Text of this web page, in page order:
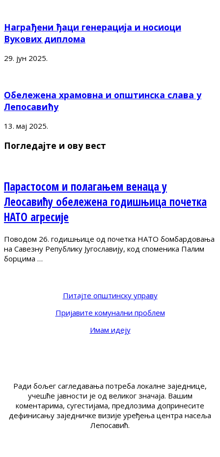
Награђени ђаци генерација и носиоци
Вукових диплома
29. јун 2025.
Обележена храмовна и општинска слава у
Лепосавићу
13. мај 2025.
Погледајте и ову вест
Парастосом и полагањем венаца у
Леосавићу обележена годишњица почетка
НАТО агресије
Поводом 26. годишњице од почетка НАТО бомбардовања
на Савезну Републику Југославију, код споменика Палим
борцима …
Питајте општинску управу
Пријавите комунални проблем
Имам идеју
Ради бољег сагледавања потреба локалне заједнице,
учешће јавности је од великог значаја. Вашим
коментарима, сугестијама, предлозима допринесите
дефинисању заједничке визије уређења центра насеља
Лепосавић.